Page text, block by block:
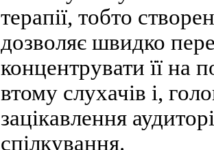
терапії, тобто
дозволяє швидко
концентрувати її на
втому слухачів і,
зацікавлення
спілкування.